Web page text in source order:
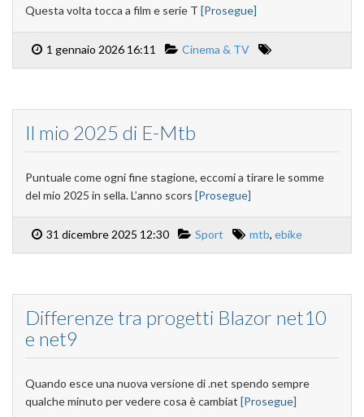
Questa volta tocca a film e serie T [Prosegue]
1 gennaio 2026 16:11 Cinema & TV
Il mio 2025 di E-Mtb
Puntuale come ogni fine stagione, eccomi a tirare le somme
del mio 2025 in sella. L’anno scors [Prosegue]
31 dicembre 2025 12:30 Sport mtb, ebike
Differenze tra progetti Blazor net10
e net9
Quando esce una nuova versione di .net spendo sempre
qualche minuto per vedere cosa è cambiat [Prosegue]